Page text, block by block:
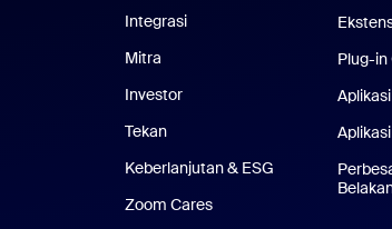
Integrasi
Mitra
Investor
Tekan
Keberlanjutan & ESG Keberlanjutan
Zoom Cares
Plug-in